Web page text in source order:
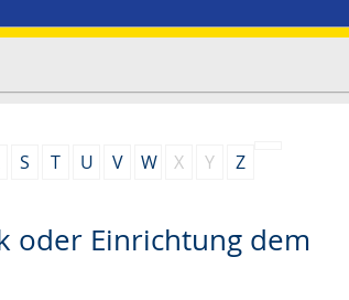
S T U V W X Y Z
oder Einrichtung dem